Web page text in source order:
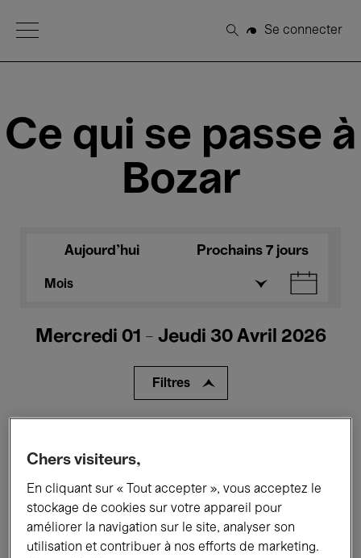
Open Menu
Rechercher
Se connecter
Ce qui se passe à
Bozar
Aujourd'hui Prochains 7 jours
Mois
Mercredi 01 - Jeudi 30 Avril 2026
Filtres
Rencontres & Débats Jazz
Musique classique Global Music
Chers visiteurs,
En cliquant sur « Tout accepter », vous acceptez le
stockage de cookies sur votre appareil pour
améliorer la navigation sur le site, analyser son
utilisation et contribuer à nos efforts de marketing.